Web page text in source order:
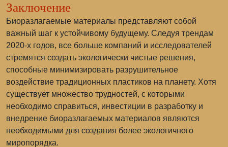
Заключение
Биоразлагаемые материалы представляют собой
важный шаг к устойчивому будущему. Следуя трендам
2020-х годов, все больше компаний и исследователей
стремятся создать экологически чистые решения,
способные минимизировать разрушительное
воздействие традиционных пластиков на планету. Хотя
существует множество трудностей, с которыми
необходимо справиться, инвестиции в разработку и
внедрение биоразлагаемых материалов являются
необходимыми для создания более экологичного
миропорядка.